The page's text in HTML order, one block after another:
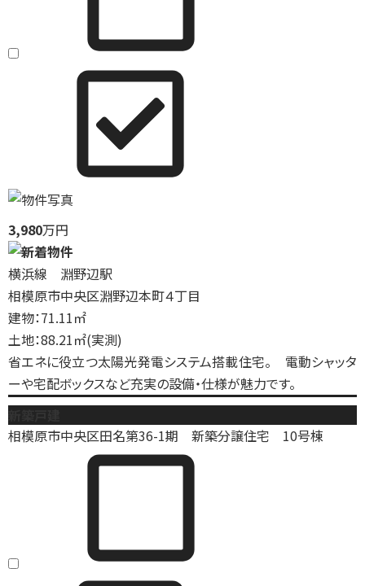
3,980万円
横浜線 淵野辺駅
相模原市中央区淵野辺本町４丁目
建物：71.11㎡
土地：88.21㎡(実測)
省エネに役立つ太陽光発電システム搭載住宅。 電動シャッタ
ーや宅配ボックスなど充実の設備・仕様が魅力です。
相模原市中央区田名第36-1期 新築分譲住宅 10号棟